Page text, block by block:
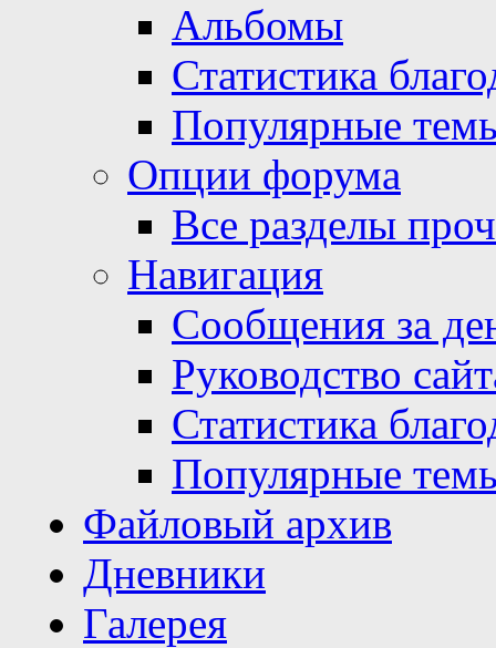
Альбомы
Статистика
Популярные
Опции форума
Все разделы
Навигация
Сообщения за
Руководство
Статистика
Популярные
Файловый архив
Дневники
Галерея